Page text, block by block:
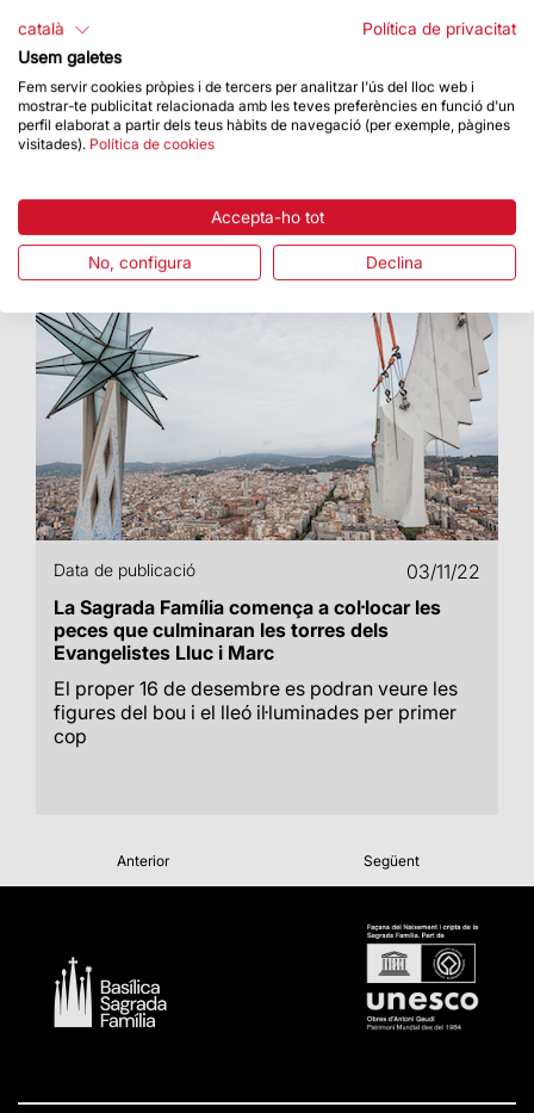
Summit
Presenta «La transformació digital a la Sagrada
Família»
Data de publicació
03/11/22
La Sagrada Família comença a col·locar les
peces que culminaran les torres dels
Evangelistes Lluc i Marc
El proper 16 de desembre es podran veure les
figures del bou i el lleó il·luminades per primer
cop
Anterior Següent
català
Política de privacitat
Usem galetes
Fem servir cookies pròpies i de tercers per analitzar l'ús del lloc web i
mostrar-te publicitat relacionada amb les teves preferències en funció d'un
perfil elaborat a partir dels teus hàbits de navegació (per exemple, pàgines
visitades). Política de cookies
Accepta-ho tot
No, configura Declina